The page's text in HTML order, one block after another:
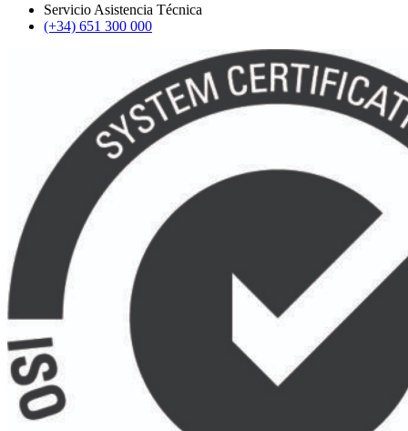
Servicio Asistencia Técnica
(+34) 651 300 000